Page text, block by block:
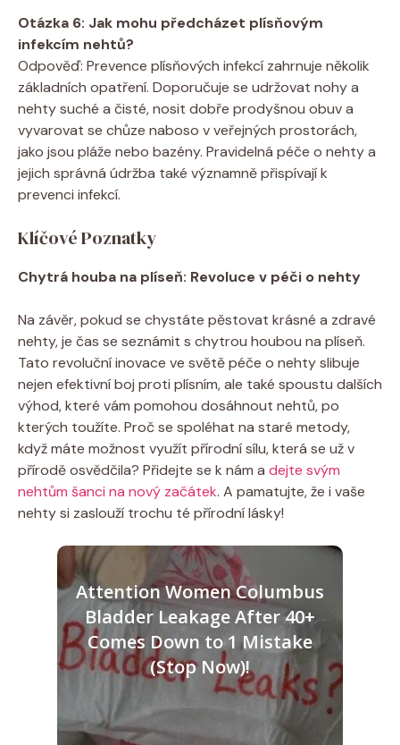
Otázka 6: Jak mohu předcházet plísňovým
infekcím nehtů?
Odpověď: Prevence plísňových infekcí zahrnuje několik
základních opatření. Doporučuje se udržovat nohy a
nehty suché a čisté, nosit dobře prodyšnou obuv a
vyvarovat se chůze naboso v veřejných prostorách,
jako jsou pláže nebo bazény. Pravidelná péče o nehty a
jejich správná údržba také významně přispívají k
prevenci infekcí.
Klíčové Poznatky
Chytrá houba na plíseň: Revoluce v péči o nehty
Na závěr, pokud se chystáte pěstovat krásné a zdravé
nehty, je čas se seznámit s chytrou houbou na plíseň.
Tato revoluční inovace ve světě péče o nehty slibuje
nejen efektivní boj proti plísním, ale také spoustu dalších
výhod, které vám pomohou dosáhnout nehtů, po
kterých toužíte. Proč se spoléhat na staré metody,
když máte možnost využít přírodní sílu, která se už v
přírodě osvědčila? Přidejte se k nám a dejte svým
nehtům šanci na nový začátek. A pamatujte, že i vaše
nehty si zaslouží trochu té přírodní lásky!
Attention Women Columbus
Bladder Leakage After 40+
Comes Down to 1 Mistake
(Stop Now)!